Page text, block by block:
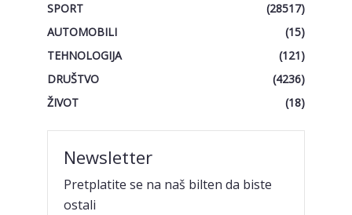
SPORT
(28517)
AUTOMOBILI
(15)
TEHNOLOGIJA
(121)
DRUŠTVO
(4236)
ŽIVOT
(18)
Newsletter
Pretplatite se na naš bilten da biste
ostali